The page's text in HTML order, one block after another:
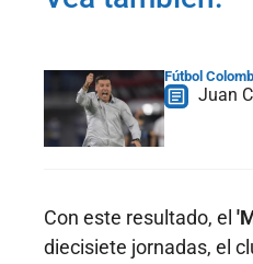
Fútbol
Juan
Con este resultado, el
diecisiete jornadas, el